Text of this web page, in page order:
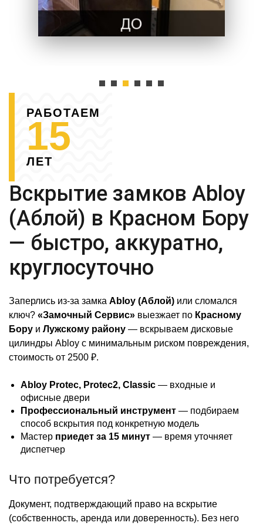
РАБОТАЕМ
15
ЛЕТ
Вскрытие замков Abloy
(Аблой) в Красном Бору
— быстро, аккуратно,
круглосуточно
Заперлись из-за замка Abloy (Аблой) или сломался
ключ? «Замочный Сервис» выезжает по Красному
Бору и Лужскому району — вскрываем дисковые
цилиндры Abloy с минимальным риском повреждения,
стоимость от 2500 ₽.
Abloy Protec, Protec2, Classic — входные и
офисные двери
Профессиональный инструмент — подбираем
способ вскрытия под конкретную модель
Мастер приедет за 15 минут — время уточняет
диспетчер
Что потребуется?
Документ, подтверждающий право на вскрытие
(собственность, аренда или доверенность). Без него